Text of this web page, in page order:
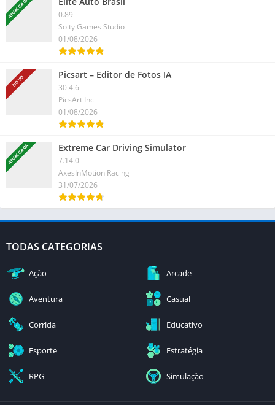
ATUALIZADA
0.89
Solty Games Studio
01/08/2026
NOVO Picsart – Editor de Fotos IA
30.4.6
PicsArt Inc
01/08/2026
ATUALIZADA Extreme Car Driving Simulator
7.14.0
AxesInMotion Racing
31/07/2026
TODAS CATEGORIAS
Ação Arcade
Aventura Casual
Corrida Educativo
Esporte Estratégia
RPG Simulação